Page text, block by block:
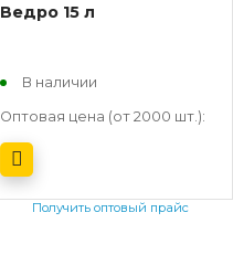
Ведро 15 л
В наличии
Оптовая цена (от 2000 шт.):
Получить оптовый прайс